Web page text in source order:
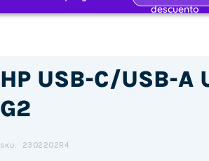
HP USB-C/USB-A
G2
SKU: 2302202R4